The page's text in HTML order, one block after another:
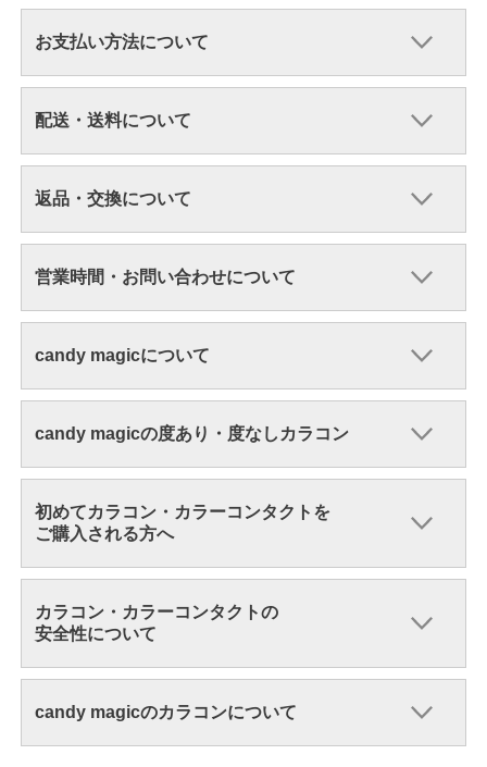
お支払い方法について
配送・送料について
返品・交換について
営業時間・お問い合わせについて
candy magicについて
candy magicの度あり・度なしカラコン
初めてカラコン・カラーコンタクトを
ご購入される方へ
カラコン・カラーコンタクトの
安全性について
candy magicのカラコンについて